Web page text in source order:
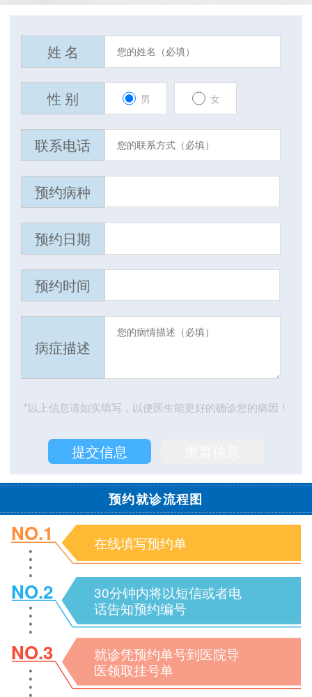
姓 名
性 别 男 女
联系电话
预约病种
预约日期
预约时间
病症描述
*以上信息请如实填写，以便医生能更好的确诊您的病因！
预约就诊流程图
NO.1 在线填写预约单
NO.2
30分钟内将以短信或者电
话告知预约编号
NO.3
就诊凭预约单号到医院导
医领取挂号单